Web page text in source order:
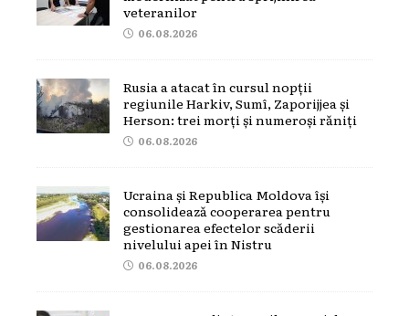
veteranilor
06.08.2026
Rusia a atacat în cursul nopții
regiunile Harkiv, Sumî, Zaporijjea și
Herson: trei morți și numeroși răniți
06.08.2026
Ucraina și Republica Moldova își
consolidează cooperarea pentru
gestionarea efectelor scăderii
nivelului apei în Nistru
06.08.2026